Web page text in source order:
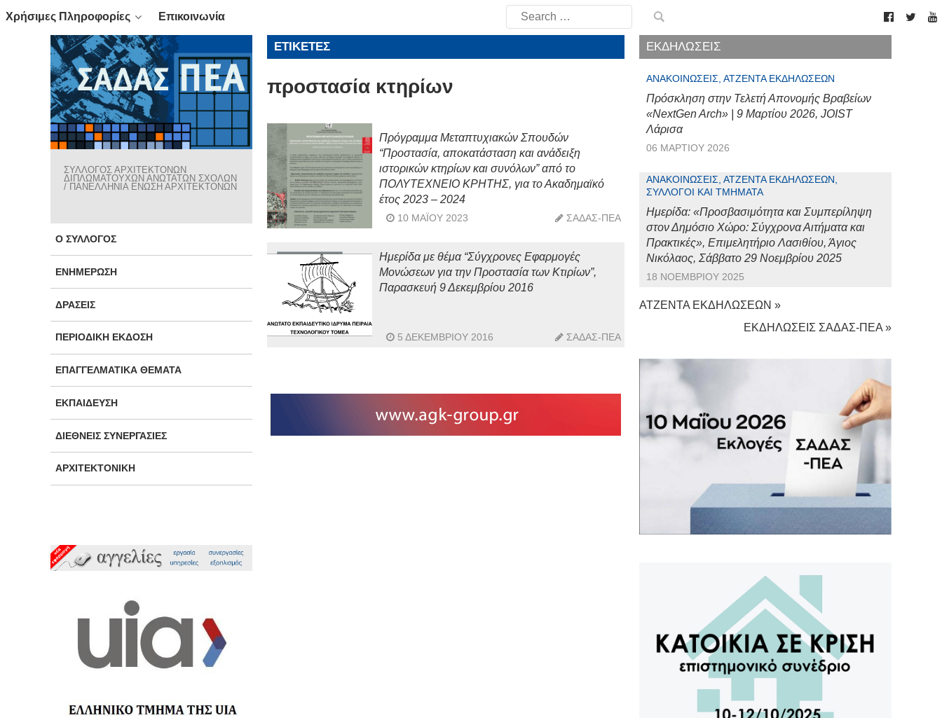
Χρήσιμες Πληροφορίες Επικοινωνία
Search
for:
ΣΥΛΛΟΓΟΣ ΑΡΧΙΤΕΚΤΟΝΩΝ
ΔΙΠΛΩΜΑΤΟΥΧΩΝ ΑΝΩΤΑΤΩΝ ΣΧΟΛΩΝ
/ ΠΑΝΕΛΛΗΝΙΑ ΕΝΩΣΗ ΑΡΧΙΤΕΚΤΟΝΩΝ
Ο ΣΎΛΛΟΓΟΣ
ΕΝΗΜΈΡΩΣΗ
ΔΡΆΣΕΙΣ
ΠΕΡΙΟΔΙΚΉ ΈΚΔΟΣΗ
ΕΠΑΓΓΕΛΜΑΤΙΚΆ ΘΈΜΑΤΑ
ΕΚΠΑΊΔΕΥΣΗ
ΔΙΕΘΝΕΊΣ ΣΥΝΕΡΓΑΣΊΕΣ
ΑΡΧΙΤΕΚΤΟΝΙΚΉ
ΕΤΙΚΈΤΕΣ
προστασία κτηρίων
Πρόγραμμα Μεταπτυχιακών Σπουδών
“Προστασία, αποκατάσταση και ανάδειξη
ιστορικών κτηρίων και συνόλων” από το
ΠΟΛΥΤΕΧΝΕΙΟ ΚΡΗΤΗΣ, για το Ακαδημαϊκό
έτος 2023 – 2024
10 ΜΑΪ́ΟΥ 2023 ΣΑΔΑΣ-ΠΕΑ
Ημερίδα με θέμα “Σύγχρονες Εφαρμογές
Μονώσεων για την Προστασία των Κτιρίων”,
Παρασκευή 9 Δεκεμβρίου 2016
5 ΔΕΚΕΜΒΡΊΟΥ 2016 ΣΑΔΑΣ-ΠΕΑ
ΕΚΔΗΛΩΣΕΙΣ
ΑΝΑΚΟΙΝΏΣΕΙΣ, ΑΤΖΈΝΤΑ ΕΚΔΗΛΏΣΕΩΝ
Πρόσκληση στην Τελετή Απονομής Βραβείων
«NextGen Arch» | 9 Μαρτίου 2026, JOIST
Λάρισα
06 ΜΑΡΤΊΟΥ 2026
ΑΝΑΚΟΙΝΏΣΕΙΣ, ΑΤΖΈΝΤΑ ΕΚΔΗΛΏΣΕΩΝ,
ΣΎΛΛΟΓΟΙ ΚΑΙ ΤΜΉΜΑΤΑ
Ημερίδα: «Προσβασιμότητα και Συμπερίληψη
στον Δημόσιο Χώρο: Σύγχρονα Αιτήματα και
Πρακτικές», Επιμελητήριο Λασιθίου, Άγιος
Νικόλαος, Σάββατο 29 Νοεμβρίου 2025
18 ΝΟΕΜΒΡΊΟΥ 2025
ΑΤΖΕΝΤΑ ΕΚΔΗΛΩΣΕΩΝ »
ΕΚΔΗΛΩΣΕΙΣ ΣΑΔΑΣ-ΠΕΑ »